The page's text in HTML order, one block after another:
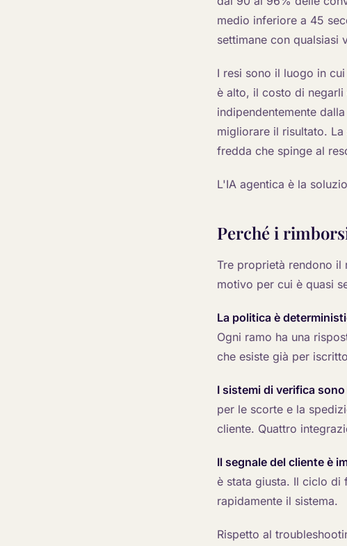
medio inferiore a 45
settimane con qualsiasi
I resi sono il luogo in
è alto, il costo di negarli
indipendentemente
migliorare il risultato.
fredda che spinge al
L'IA agentica è la
Perché i
Tre proprietà rendono il
motivo per cui è quasi
La politica è
Ogni ramo ha una
che esiste già per
I sistemi di verifica
per le scorte e la
cliente. Quattro
Il segnale del cliente è
è stata giusta. Il ciclo di
rapidamente il sistema.
Rispetto al